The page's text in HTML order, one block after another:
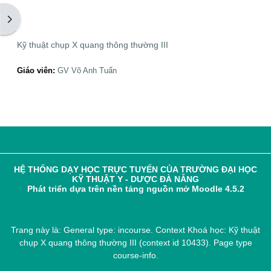
Mở ngăn kéo tài liệu
Kỹ thuật chụp X quang thông thường III
Giáo viên: GV Võ Anh Tuấn
HỆ THỐNG DẠY HỌC TRỰC TUYẾN CỦA TRƯỜNG ĐẠI HỌC
KỸ THUẬT Y - DƯỢC ĐÀ NẴNG
Phát triển dựa trên nền tảng nguồn mở Moodle 4.5.2
Trang này là: General type: incourse. Context Khoá học: Kỹ thuật
chụp X quang thông thường III (context id 10433). Page type
course-info.